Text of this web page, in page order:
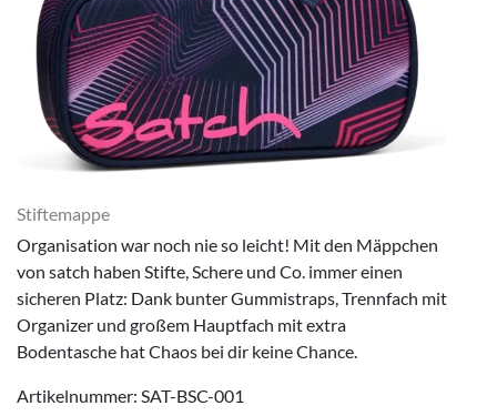
Stiftemappe
Organisation war noch nie so leicht! Mit den Mäppchen
von satch haben Stifte, Schere und Co. immer einen
sicheren Platz: Dank bunter Gummistraps, Trennfach mit
Organizer und großem Hauptfach mit extra
Bodentasche hat Chaos bei dir keine Chance.
Artikelnummer: SAT-BSC-001